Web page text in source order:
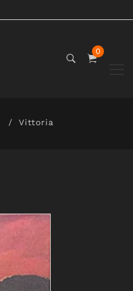
0
Vittoria